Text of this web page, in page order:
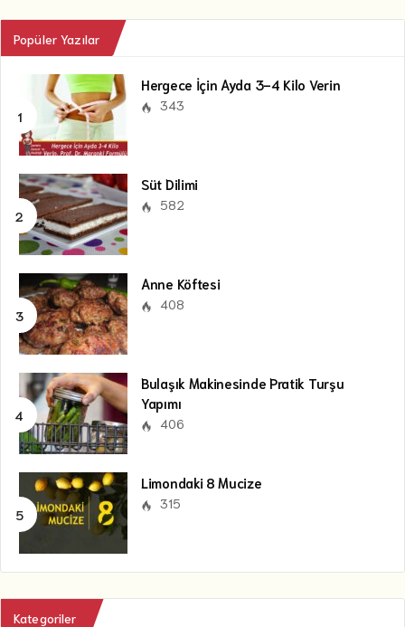
Popüler Yazılar
Hergece İçin Ayda 3-4 Kilo Verin
343
Süt Dilimi
582
Anne Köftesi
408
Bulaşık Makinesinde Pratik Turşu
Yapımı
406
Limondaki 8 Mucize
315
Kategoriler